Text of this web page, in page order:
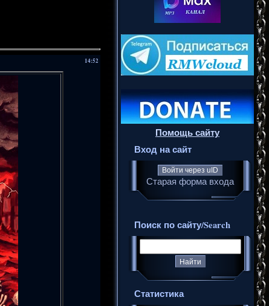
14:52
Помощь сайту
Вход на сайт
Войти через uID
Старая форма входа
Поиск по сайту/Search
Статистика